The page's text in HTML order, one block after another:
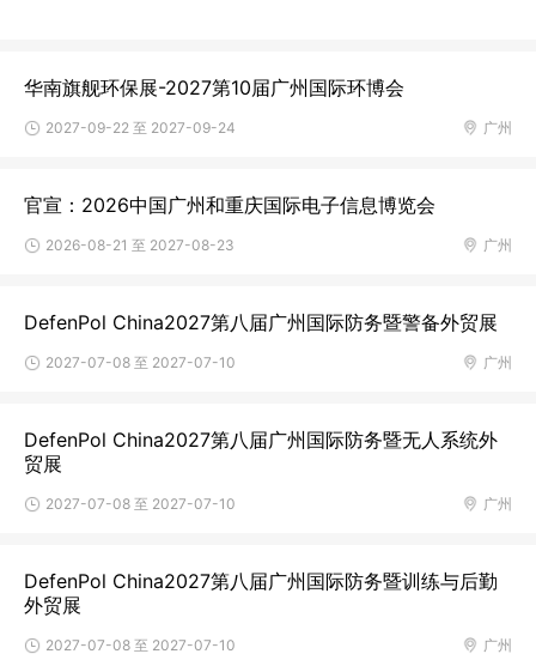
华南旗舰环保展-2027第10届广州国际环博会
广州
2027-09-22 至 2027-09-24
官宣：2026中国广州和重庆国际电子信息博览会
广州
2026-08-21 至 2027-08-23
DefenPol China2027第八届广州国际防务暨警备外贸展
广州
2027-07-08 至 2027-07-10
DefenPol China2027第八届广州国际防务暨无人系统外
贸展
广州
2027-07-08 至 2027-07-10
DefenPol China2027第八届广州国际防务暨训练与后勤
外贸展
广州
2027-07-08 至 2027-07-10